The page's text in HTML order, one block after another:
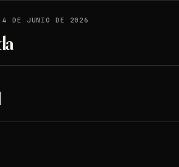
4 DE JUNIO DE 2026